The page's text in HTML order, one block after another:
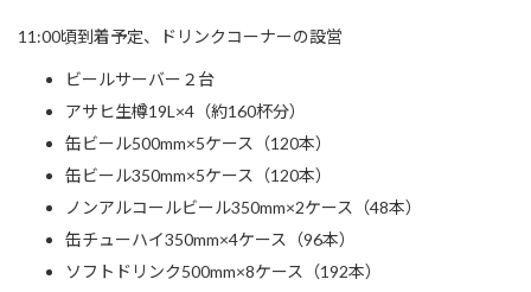
11:00頃到着予定、ドリンクコーナーの設営
ビールサーバー２台
アサヒ生樽19L×4（約160杯分）
缶ビール500mm×5ケース（120本）
缶ビール350mm×5ケース（120本）
ノンアルコールビール350mm×2ケース（48本）
缶チューハイ350mm×4ケース（96本）
ソフトドリンク500mm×8ケース（192本）